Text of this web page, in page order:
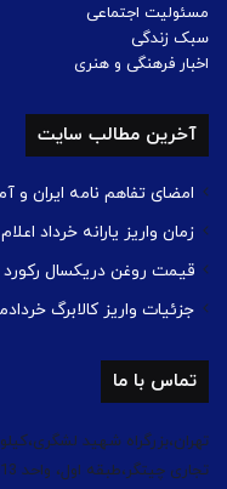
مسئولیت اجتماعی
سبک زندگی
اخبار فرهنگی و هنری
آخرین مطالب سایت
امضای تفاهم نامه ایران و
زمان واریز یارانه خرداد
قیمت روغن دریکسال رکورد
جزئیات واریز کالابرگ
تماس با ما
تجاری چیتگر،طبقه اول، واحد 13 و 14